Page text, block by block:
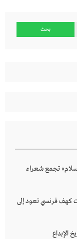
تجمع شعراء
كهف فرنسي تعود إلى
الإبداع